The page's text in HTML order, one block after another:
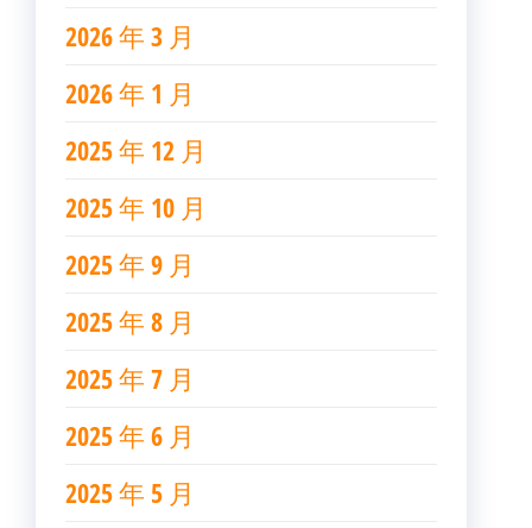
2026 年 3 月
2026 年 1 月
2025 年 12 月
2025 年 10 月
2025 年 9 月
2025 年 8 月
2025 年 7 月
2025 年 6 月
2025 年 5 月